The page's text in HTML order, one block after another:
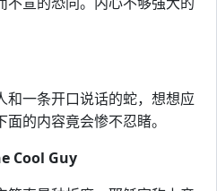
和一条开口说话的蛇，想想应
的内容竟会惨不忍睹。
Cool Guy